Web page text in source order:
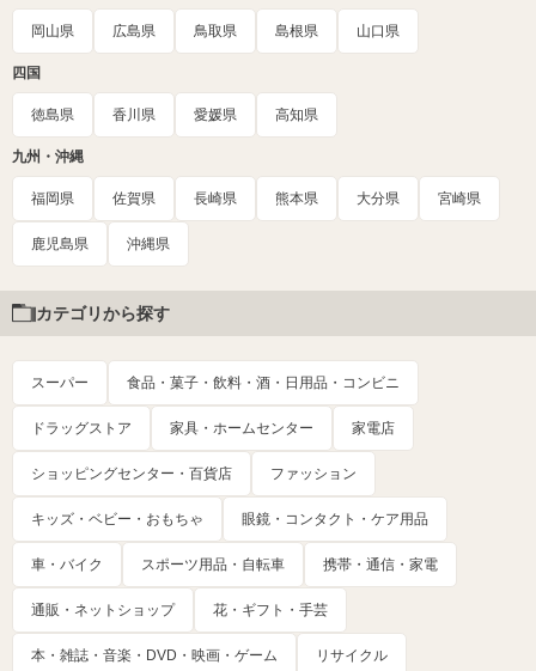
岡山県 広島県 鳥取県 島根県 山口県
四国
徳島県 香川県 愛媛県 高知県
九州・沖縄
福岡県 佐賀県 長崎県 熊本県 大分県 宮崎県
鹿児島県 沖縄県
カテゴリから探す
スーパー 食品・菓子・飲料・酒・日用品・コンビニ
ドラッグストア 家具・ホームセンター 家電店
ショッピングセンター・百貨店 ファッション
キッズ・ベビー・おもちゃ 眼鏡・コンタクト・ケア用品
車・バイク スポーツ用品・自転車 携帯・通信・家電
通販・ネットショップ 花・ギフト・手芸
本・雑誌・音楽・DVD・映画・ゲーム リサイクル